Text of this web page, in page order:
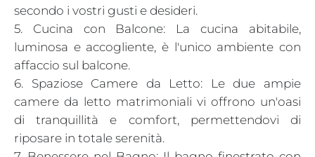
secondo i vostri gusti e desideri.
5. Cucina con Balcone: La cucina abitabile,
luminosa e accogliente, è l'unico ambiente con
affaccio sul balcone.
6. Spaziose Camere da Letto: Le due ampie
camere da letto matrimoniali vi offrono un'oasi
di tranquillità e comfort, permettendovi di
riposare in totale serenità.